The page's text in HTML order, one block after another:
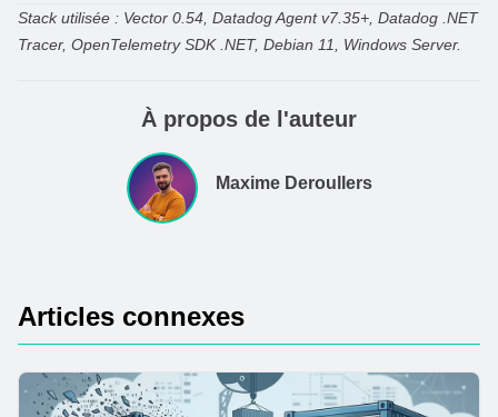
Stack utilisée : Vector 0.54, Datadog Agent v7.35+, Datadog .NET
Tracer, OpenTelemetry SDK .NET, Debian 11, Windows Server.
À propos de l'auteur
Maxime Deroullers
Articles connexes